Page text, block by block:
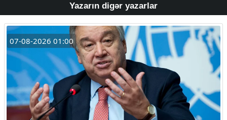
Yazarın digər yazarlar
07-08-2026 01:00